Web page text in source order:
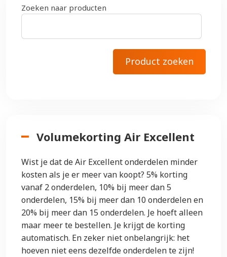
Zoeken naar producten
Volumekorting Air Excellent
Wist je dat de Air Excellent onderdelen minder
kosten als je er meer van koopt? 5% korting
vanaf 2 onderdelen, 10% bij meer dan 5
onderdelen, 15% bij meer dan 10 onderdelen en
20% bij meer dan 15 onderdelen. Je hoeft alleen
maar meer te bestellen. Je krijgt de korting
automatisch. En zeker niet onbelangrijk: het
hoeven niet eens dezelfde onderdelen te zijn!